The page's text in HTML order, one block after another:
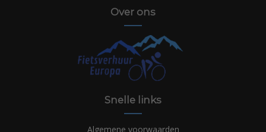
Over ons
Snelle links
Algemene voorwaarden